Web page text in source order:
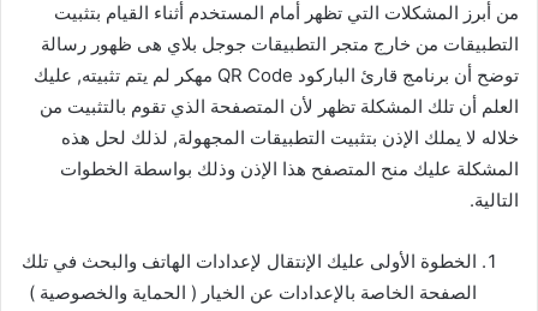
من أبرز المشكلات التي تظهر أمام المستخدم أثناء القيام بتثبيت
التطبيقات من خارج متجر التطبيقات جوجل بلاي هى ظهور رسالة
توضح أن برنامج قارئ الباركود QR Code مهكر لم يتم تثبيته, عليك
العلم أن تلك المشكلة تظهر لأن المتصفحة الذي تقوم بالتثبيت من
خلاله لا يملك الإذن بتثبيت التطبيقات المجهولة, لذلك لحل هذه
المشكلة عليك منح المتصفح هذا الإذن وذلك بواسطة الخطوات
التالية.
الخطوة الأولى عليك الإنتقال لإعدادات الهاتف والبحث في تلك
الصفحة الخاصة بالإعدادات عن الخيار ( الحماية والخصوصية )